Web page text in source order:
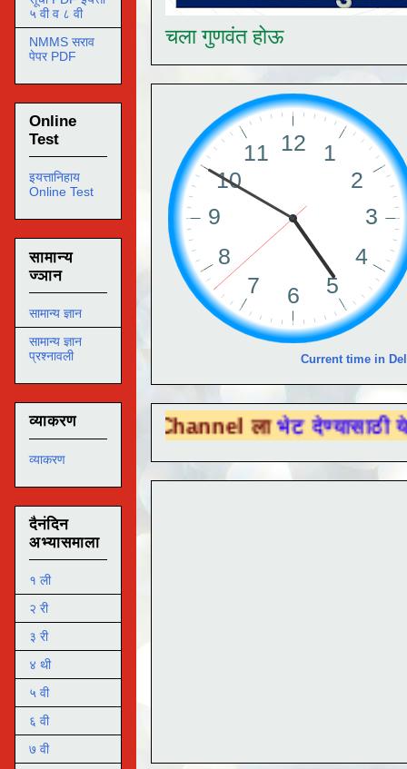
चला गुणवंत होऊ
Current time in
Channel लाभेट देण्यासाठी येथे क्लिक
५ वी व ८ वी
NMMS सराव
पेपर PDF
Online
Test
इयत्तानिहाय
Online Test
सामान्य
ज्ञान
सामान्य ज्ञान
सामान्य ज्ञान
प्रश्नावली
व्याकरण
व्याकरण
दैनंदिन
अभ्यासमाला
१ ली
२ री
३ री
४ थी
५ वी
६ वी
७ वी